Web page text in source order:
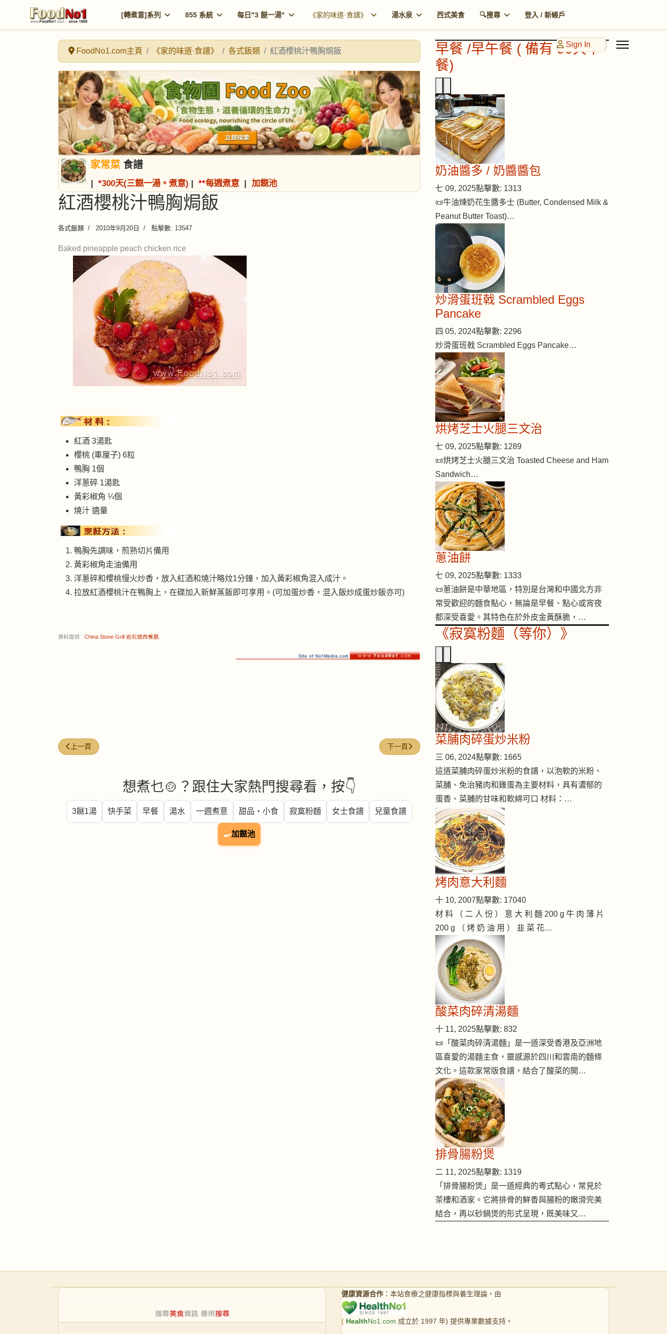
[轉煮意]系列 855 系統 每日"3 餸一湯" 《家的味道·食譜》 湯水泉 西式美食 🔍搜尋 登入 / 新帳戶
Sign In
FoodNo1.com主頁 《家的味道·食譜》 各式飯類 紅酒櫻桃汁鴨胸焗飯
家常菜 食譜
| *300天(三餸一湯。煮意) | **每週煮意 | 加餸池
紅酒櫻桃汁鴨胸焗飯
各式飯類 2010年9月20日 點擊數: 13547
Baked pineapple peach chicken rice
紅酒 3湯匙
櫻桃 (車厘子) 6粒
鴨胸 1個
洋蔥碎 1湯匙
黃彩椒角 ¼個
燒汁 適量
鴨胸先調味，煎熟切片備用
黃彩椒角走油備用
洋蔥碎和櫻桃慢火炒香，放入紅酒和燒汁略炆1分鐘，加入黃彩椒角混入成汁。
拉放紅酒櫻桃汁在鴨胸上，在碟加入新鮮蒸飯即可享用。(可加蛋炒香，混入飯炒成蛋炒飯亦可)
資料提供 : China Stone Grill 岩石燒西餐廳.
上一篇文章: 炒飯考功夫 (2024版)
上一頁 下一篇文章: 菠蘿水蜜桃雞扒焗飯
下一頁
想煮乜🍲？跟住大家熱門搜尋看，按👇
3餸1湯 快手菜 早餐 湯水 一週煮意 甜品・小食 寂寞粉麵 女士食譜 兒童食譜
🍳加餸池
早餐 /早午餐 ( 備有 90天早
餐)
奶油醬多 / 奶醬醬包
七 09, 2025點擊數: 1313
📜牛油煉奶花生醬多士 (Butter, Condensed Milk &
Peanut Butter Toast)…
炒滑蛋班戟 Scrambled Eggs
Pancake
四 05, 2024點擊數: 2296
炒滑蛋班戟 Scrambled Eggs Pancake…
烘烤芝士火腿三文治
七 09, 2025點擊數: 1289
📜烘烤芝士火腿三文治 Toasted Cheese and Ham
Sandwich…
蔥油餅
七 09, 2025點擊數: 1333
📜蔥油餅是中華地區，特別是台灣和中國北方非
常受歡迎的麵食點心，無論是早餐、點心或宵夜
都深受喜愛。其特色在於外皮金黃酥脆，…
《寂寞粉麵（等你）》
菜脯肉碎蛋炒米粉
三 06, 2024點擊數: 1665
這道菜脯肉碎蛋炒米粉的食譜，以泡軟的米粉、
菜脯、免治豬肉和雞蛋為主要材料，具有濃郁的
蛋香、菜脯的甘味和軟綿可口 材料：…
烤肉意大利麵
十 10, 2007點擊數: 17040
材 料 （ 二 人 份 ） 意 大 利 麵 200 g 牛 肉 薄 片
200 g （ 烤 奶 油 用 ） 韭 菜 花…
酸菜肉碎清湯麵
十 11, 2025點擊數: 832
📜「酸菜肉碎清湯麵」是一道深受香港及亞洲地
區喜愛的湯麵主食，靈感源於四川和雲南的麵條
文化。這款家常版食譜，結合了酸菜的開…
排骨腸粉煲
二 11, 2025點擊數: 1319
「排骨腸粉煲」是一道經典的粵式點心，常見於
茶樓和酒家。它將排骨的鮮香與腸粉的嫩滑完美
結合，再以砂鍋煲的形式呈現，既美味又…
健康資源合作 ：本站食療之健康指標與養生理論，由
( HealthNo1.com 成立於 1997 年) 提供專業數據支持。